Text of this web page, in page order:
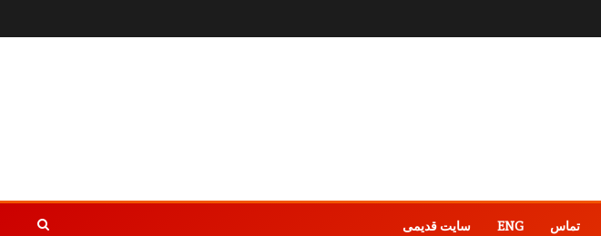
تماس ENG سایت قدیمی